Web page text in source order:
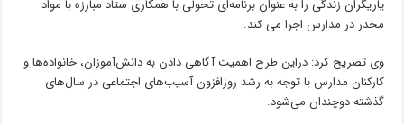
یاریگران زندگی را به عنوان برنامه‌ای تحولی با همکاری ستاد مبارزه با مواد
مخدر در مدارس اجرا می کند.
وی تصریح کرد: دراین طرح اهمیت آگاهی دادن به دانش‌آموزان، خانواده‌ها و
کارکنان مدارس با توجه به رشد روزافزون آسیب‌های اجتماعی در سال‌های
گذشته دوچندان می‌شود.